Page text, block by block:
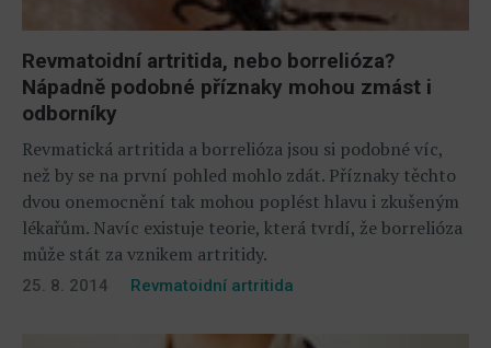
Revmatoidní artritida, nebo borrelióza?
Nápadně podobné příznaky mohou zmást i
odborníky
Revmatická artritida a borrelióza jsou si podobné víc,
než by se na první pohled mohlo zdát. Příznaky těchto
dvou onemocnění tak mohou poplést hlavu i zkušeným
lékařům. Navíc existuje teorie, která tvrdí, že borrelióza
může stát za vznikem artritidy.
25. 8. 2014 Revmatoidní artritida